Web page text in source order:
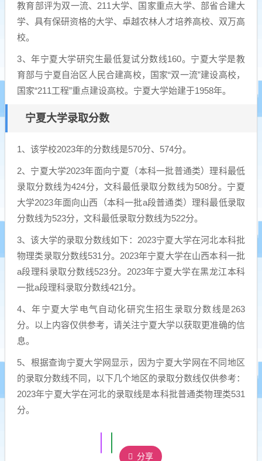
教育部评为双一流、211大学、国家重点大学、部省合建大
学、具有保研资格的大学、卓越农林人才培养高校、双万高
校。
3、年宁夏大学研究生最低复试分数线160。宁夏大学是教
育部与宁夏自治区人民合建高校，国家“双一流”建设高校，
国家“211工程”重点建设高校。宁夏大学始建于1958年。
宁夏大学录取分数
1、该学校2023年的分数线是570分、574分。
2、宁夏大学2023年面向宁夏（本科一批普通类）理科最低
录取分数线为424分，文科最低录取分数线为508分。宁夏
大学2023年面向山西（本科一批a段普通类）理科最低录取
分数线为523分，文科最低录取分数线为522分。
3、该大学的录取分数线如下：2023宁夏大学在河北本科批
物理类录取分数线531分。2023年宁夏大学在山西本科一批
a段理科录取分数线523分。2023年宁夏大学在黑龙江本科
一批a段理科录取分数线421分。
4、年宁夏大学电气自动化研究生招生录取分数线是263
分。以上内容仅供参考，请关注宁夏大学以获取更准确的信
息。
5、根据查询宁夏大学网显示，因为宁夏大学网在不同地区
的录取分数线不同，以下几个地区的录取分数线仅供参考：
2023年宁夏大学在河北的录取线是本科批普通类物理类531
分。
分享